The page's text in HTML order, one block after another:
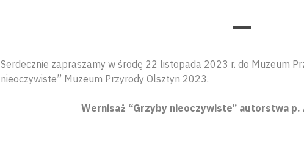
Serdecznie zapraszamy w środę 22 listopada 2023 r. do Muzeum
nieoczywiste” Muzeum Przyrody Olsztyn 2023.
Wernisaż “Grzyby nieoczywiste” autorstwa